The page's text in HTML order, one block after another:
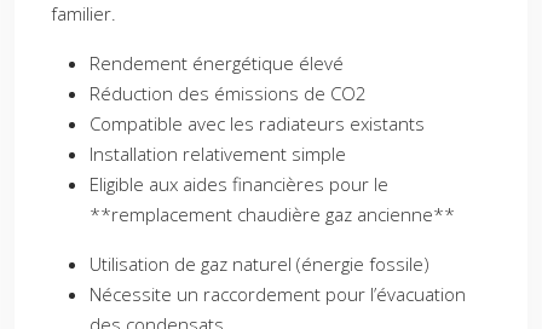
familier.
Rendement énergétique élevé
Réduction des émissions de CO2
Compatible avec les radiateurs existants
Installation relativement simple
Eligible aux aides financières pour le
**remplacement chaudière gaz ancienne**
Utilisation de gaz naturel (énergie fossile)
Nécessite un raccordement pour l’évacuation
des condensats